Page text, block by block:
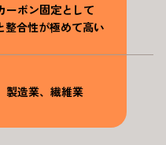
ーボン固定として
整合性が極めて高い
製造業、繊維業